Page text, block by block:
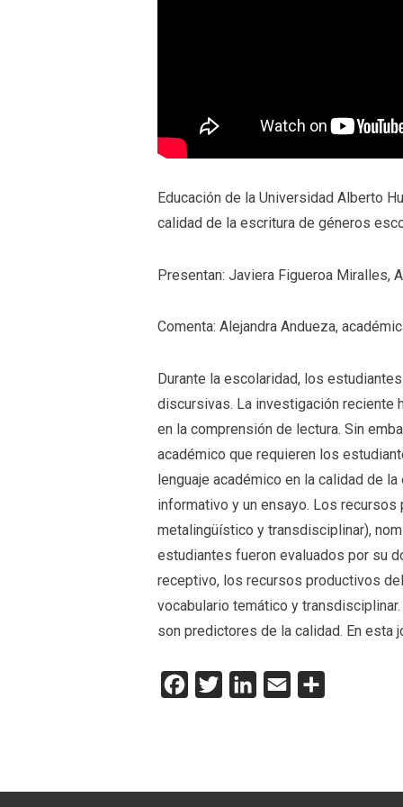
Educación de la Universidad Alberto
calidad de la escritura de géneros
Presentan: Javiera Figueroa Miralles,
Comenta: Alejandra Andueza,
Durante la escolaridad, los
discursivas. La investigación reciente
en la comprensión de lectura. Sin
académico que requieren los
lenguaje académico en la calidad de
informativo y un ensayo. Los
metalingüístico y transdisciplinar),
estudiantes fueron evaluados por su
receptivo, los recursos productivos
vocabulario temático y
son predictores de la calidad. En esta
Facebook
Twitter LinkedInEmail